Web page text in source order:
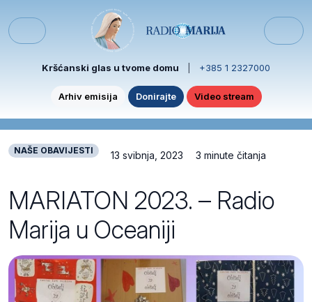
Menu
Kršćanski glas u tvome domu +385 1 2327000
Arhiv emisija Donirajte Video stream
NAŠE OBAVIJESTI 13 svibnja, 2023 3 minute čitanja
MARIATON 2023. – Radio
Marija u Oceaniji